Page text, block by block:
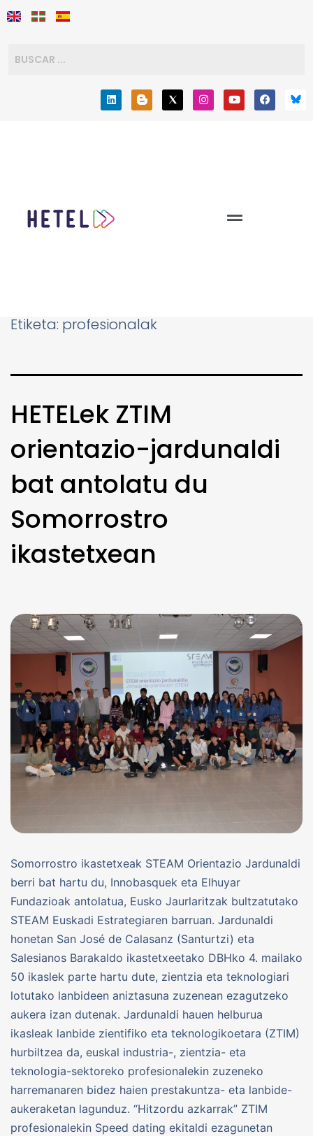
Etiketa: profesionalak
HETELek ZTIM
orientazio-jardunaldi
bat antolatu du
Somorrostro
ikastetxean
Somorrostro ikastetxeak STEAM Orientazio Jardunaldi
berri bat hartu du, Innobasquek eta Elhuyar
Fundazioak antolatua, Eusko Jaurlaritzak bultzatutako
STEAM Euskadi Estrategiaren barruan. Jardunaldi
honetan San José de Calasanz (Santurtzi) eta
Salesianos Barakaldo ikastetxeetako DBHko 4. mailako
50 ikaslek parte hartu dute, zientzia eta teknologiari
lotutako lanbideen aniztasuna zuzenean ezagutzeko
aukera izan dutenak. Jardunaldi hauen helburua
ikasleak lanbide zientifiko eta teknologikoetara (ZTIM)
hurbiltzea da, euskal industria-, zientzia- eta
teknologia-sektoreko profesionalekin zuzeneko
harremanaren bidez haien prestakuntza- eta lanbide-
aukeraketan lagunduz. “Hitzordu azkarrak” ZTIM
profesionalekin Speed dating ekitaldi ezagunetan